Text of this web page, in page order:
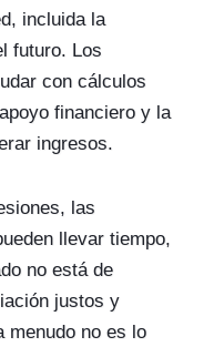
incluida la
futuro. Los
con cálculos
financiero y la
ingresos.
las
llevar tiempo,
no está de
justos y
menudo no es lo